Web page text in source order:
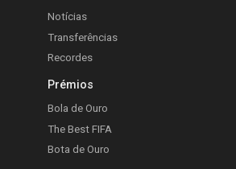
Notícias
Transferências
Recordes
Prémios
Bola de Ouro
The Best FIFA
Bota de Ouro